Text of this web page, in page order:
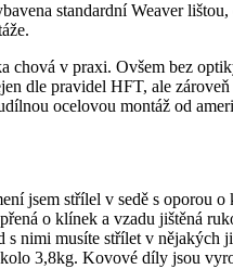
standardní Weaver
chová v praxi. Ovšem bez
dle pravidel HFT, ale
ocelovou montáž od
jsem střílel v sedě s oporou
o klínek a vzadu jištěná
s nimi musíte střílet v
3,8kg. Kovové díly jsou